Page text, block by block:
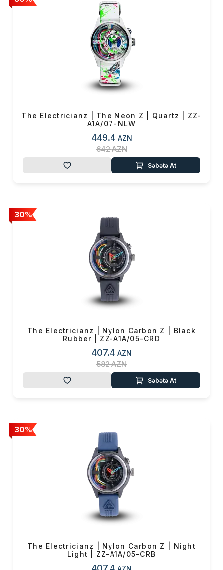
The Electricianz | The Neon Z | Quartz | ZZ-
A1A/07-NLW
449.4 AZN
642AZN
Səbətə At
30%
The Electricianz | Nylon Carbon Z | Black
Rubber | ZZ-A1A/05-CRD
407.4 AZN
582AZN
Səbətə At
30%
The Electricianz | Nylon Carbon Z | Night
Light | ZZ-A1A/05-CRB
407.4 AZN
Məhsul(lar) səbətə əlavə edildi
Sifarişin detalları
Məhsul toplam 0 ₼
Sifarişi rəsmiləşdir
Alış-verişə davam et
OK